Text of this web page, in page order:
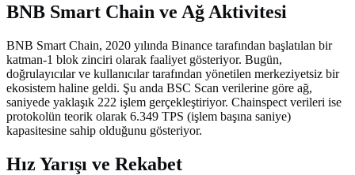
BNB Smart Chain ve Ağ Aktivitesi
BNB Smart Chain, 2020 yılında Binance tarafından başlatılan bir
katman-1 blok zinciri olarak faaliyet gösteriyor. Bugün,
doğrulayıcılar ve kullanıcılar tarafından yönetilen merkeziyetsiz bir
ekosistem haline geldi. Şu anda BSC Scan verilerine göre ağ,
saniyede yaklaşık 222 işlem gerçekleştiriyor. Chainspect verileri ise
protokolün teorik olarak 6.349 TPS (işlem başına saniye)
kapasitesine sahip olduğunu gösteriyor.
Hız Yarışı ve Rekabet